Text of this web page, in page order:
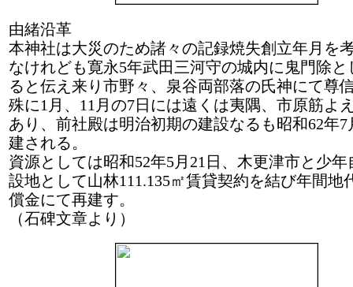
由緒沿革
本神社は大災のため諸々の記録焼失創立年月を
なけれども寛永5年武田三河守の城内に鬼門除と
ると伝え来り市野々、泉谷両部落の氏神にて尊
殊に1月、11月の7日には遠くは夷隅、市原筋よ
あり、前社殿は明治初期の建設なるも昭和62年7
建される。
資源としては昭和52年5月21日、木更津市と少
設地として山林111.135㎡賃貸契約を結び年間地
償金にて再建す。
（石碑文章より）